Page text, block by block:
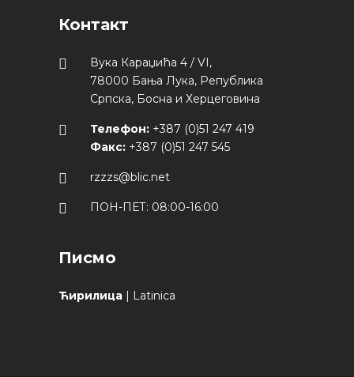
Контакт
Вука Караџића 4 / VI,
78000 Бања Лука, Република
Српска, Босна и Херцеговина
Телефон: +387 (0)51 247 419
Факс: +387 (0)51 247 545
rzzzs@blic.net
ПОН-ПЕТ: 08:00-16:00
Писмо
Ћирилица | Latinica